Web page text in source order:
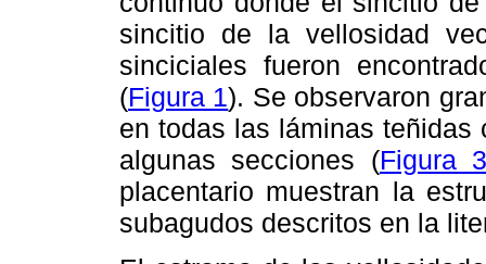
sincitio de la vellosidad
sinciciales fueron
(Figura 1). Se observaron
en todas las láminas
algunas secciones (Figura
placentario muestran la
subagudos descritos en la